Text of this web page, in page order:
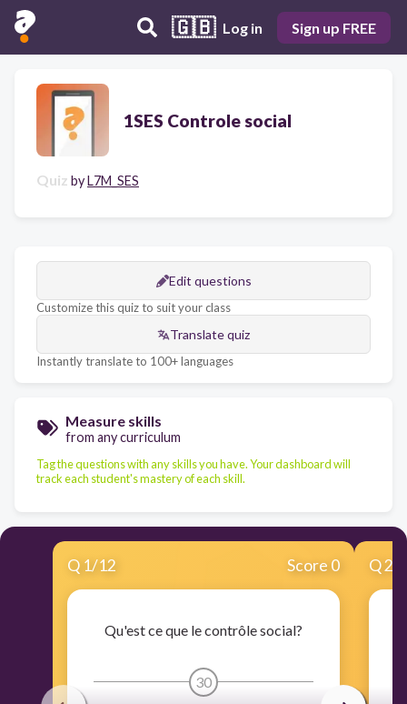
🇬🇧 Log in Sign up FREE
1SES Controle social
Quiz byL7M_SES
Edit questions
Customize this quiz to suit your class
Translate quiz
Instantly translate to 100+ languages
Measure skills
from any curriculum
Tag the questions with any skills you have. Your dashboard will
track each student's mastery of each skill.
Q 1/12 Score 0
Qu'est ce que le contrôle social?
30
Q2